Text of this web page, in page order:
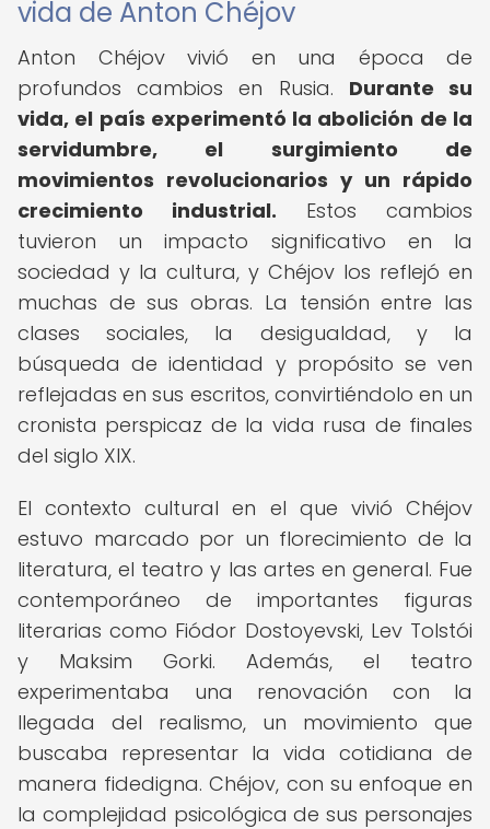
vida de Anton Chéjov
Anton Chéjov vivió en una época de
profundos cambios en Rusia. Durante su
vida, el país experimentó la abolición de la
servidumbre, el surgimiento de
movimientos revolucionarios y un rápido
crecimiento industrial. Estos cambios
tuvieron un impacto significativo en la
sociedad y la cultura, y Chéjov los reflejó en
muchas de sus obras. La tensión entre las
clases sociales, la desigualdad, y la
búsqueda de identidad y propósito se ven
reflejadas en sus escritos, convirtiéndolo en un
cronista perspicaz de la vida rusa de finales
del siglo XIX.
El contexto cultural en el que vivió Chéjov
estuvo marcado por un florecimiento de la
literatura, el teatro y las artes en general. Fue
contemporáneo de importantes figuras
literarias como Fiódor Dostoyevski, Lev Tolstói
y Maksim Gorki. Además, el teatro
experimentaba una renovación con la
llegada del realismo, un movimiento que
buscaba representar la vida cotidiana de
manera fidedigna. Chéjov, con su enfoque en
la complejidad psicológica de sus personajes